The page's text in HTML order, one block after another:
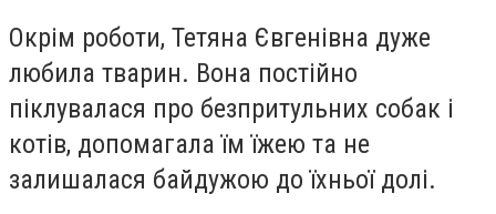
Окрім роботи, Тетяна Євгенівна дуже
любила тварин. Вона постійно
піклувалася про безпритульних собак і
котів, допомагала їм їжею та не
залишалася байдужою до їхньої долі.